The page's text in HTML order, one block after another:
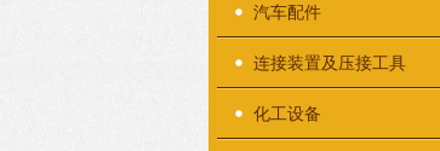
汽车配件
连接装置及压接工具
化工设备